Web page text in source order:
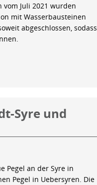
Juli 2021 wurden
mit Wasserbausteinen
abgeschlossen, sodass
Syre und
Pegel an der Syre in
Pegel in Uebersyren. Die